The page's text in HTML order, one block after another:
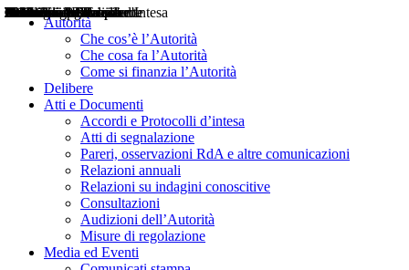
Autorità
Che cos’è l’Autorità
Che cosa fa l’Autorità
Come si finanzia l’Autorità
Delibere
Atti e Documenti
Accordi e Protocolli d’intesa
Atti di segnalazione
Pareri, osservazioni RdA e altre comunicazioni
Relazioni annuali
Relazioni su indagini conoscitive
Consultazioni
Audizioni dell’Autorità
Misure di regolazione
Media ed Eventi
Delibere
Pareri
Consultazioni
Audizioni
Atti di Segnalazione
Accordi e Protocolli d'Intesa
Relazioni annuali
Misure di regolazione
Notizie
Comunicati Stampa
Bollettini ART
Convegni ART
Interviste del Presidente
Articoli in primo piano
Interventi del Presidente
2004
2005
2010
2013
2014
2015
2016
2017
2018
2019
202
2020
2021
2022
2023
2024
2025
2026
Aereo
Marittimo
Terrestre